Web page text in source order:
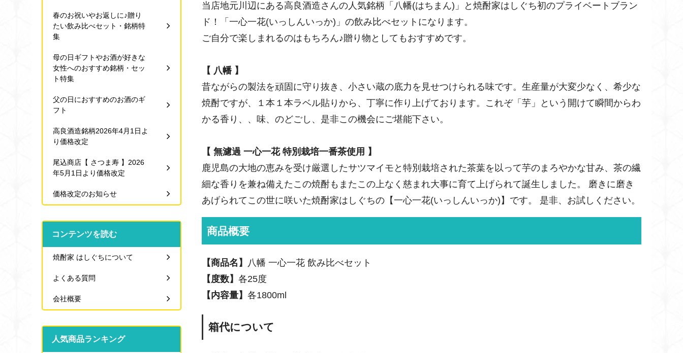
当店地元川辺にある高良酒造さんの人気銘柄「八幡(はちまん)」と焼酎家はしぐち初のプライベートブラン
ド！「一心一花(いっしんいっか)」の飲み比べセットになります。
ご自分で楽しまれるのはもちろん♪贈り物としてもおすすめです。
【 八幡 】
昔ながらの製法を頑固に守り抜き、小さい蔵の底力を見せつけられる味です。生産量が大変少なく、希少な
焼酎ですが、１本１本ラベル貼りから、丁寧に作り上げております。これぞ「芋」という開けて瞬間からわ
かる香り、、味、のどごし、是非この機会にご堪能下さい。
【 無濾過 一心一花 特別栽培一番茶使用 】
鹿児島の大地の恵みを受け厳選したサツマイモと特別栽培された茶葉を以って芋のまろやかな甘み、茶の繊
細な香りを兼ね備えたこの焼酎もまたこの上なく慈まれ大事に育て上げられて誕生しました。 磨きに磨き
あげられてこの世に咲いた焼酎家はしぐちの【一心一花(いっしんいっか)】です。 是非、お試しください。
商品概要
【商品名】 八幡 一心一花 飲み比べセット
【度数】 各25度
【内容量】 各1800ml
箱代について
春のお祝いやお返しに♪贈り
たい飲み比べセット・銘柄特
集
母の日ギフトやお酒が好きな
女性へのおすすめ銘柄・セッ
ト特集
父の日におすすめのお酒のギ
フト
高良酒造銘柄2026年4月1日よ
り価格改定
尾込商店【 さつま寿 】2026
年5月1日より価格改定
価格改定のお知らせ
コンテンツを読む
焼酎家 はしぐちについて
よくある質問
会社概要
人気商品ランキング